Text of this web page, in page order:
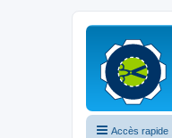
Accès rapide